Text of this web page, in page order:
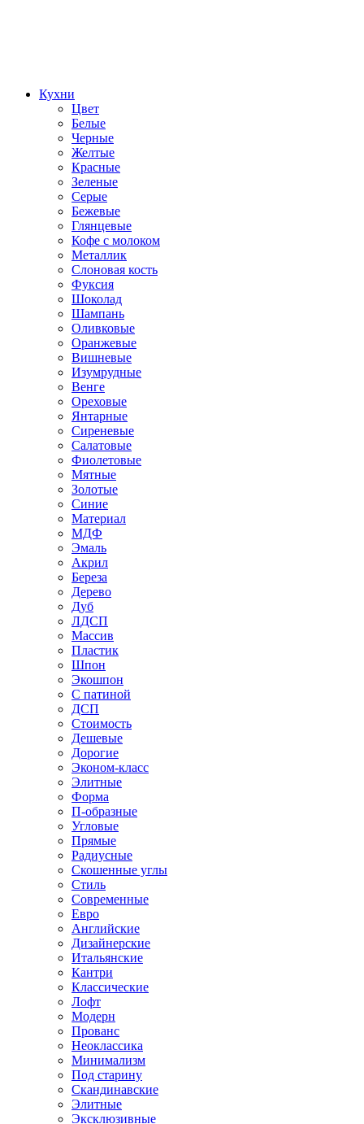
Кухни
Цвет
Белые
Черные
Желтые
Красные
Зеленые
Серые
Бежевые
Глянцевые
Кофе с молоком
Металлик
Слоновая кость
Фуксия
Шоколад
Шампань
Оливковые
Оранжевые
Вишневые
Изумрудные
Венге
Ореховые
Янтарные
Сиреневые
Салатовые
Фиолетовые
Мятные
Золотые
Синие
Материал
МДФ
Эмаль
Акрил
Береза
Дерево
Дуб
ЛДСП
Массив
Пластик
Шпон
Экошпон
С патиной
ДСП
Стоимость
Дешевые
Дорогие
Эконом-класс
Элитные
Форма
П-образные
Угловые
Прямые
Радиусные
Скошенные углы
Стиль
Современные
Евро
Английские
Дизайнерские
Итальянские
Кантри
Классические
Лофт
Модерн
Прованс
Неоклассика
Минимализм
Под старину
Скандинавские
Элитные
Эксклюзивные